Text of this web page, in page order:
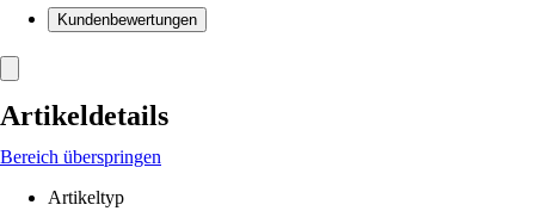
Kundenbewertungen
Artikeldetails
Bereich überspringen
Artikeltyp